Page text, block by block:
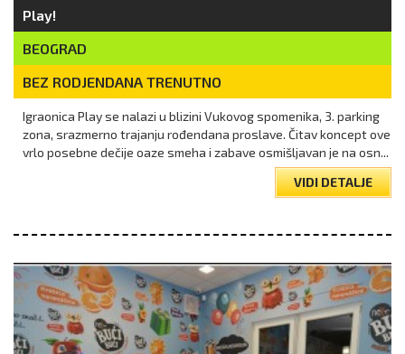
Play!
BEOGRAD
BEZ RODJENDANA TRENUTNO
Igraonica Play se nalazi u blizini Vukovog spomenika, 3. parking
zona, srazmerno trajanju rođendana proslave. Čitav koncept ove
vrlo posebne dečije oaze smeha i zabave osmišljavan je na osn...
VIDI DETALJE